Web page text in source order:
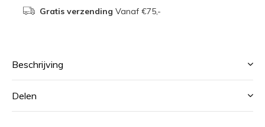
Gratis verzending Vanaf €75,-
Beschrijving
Delen